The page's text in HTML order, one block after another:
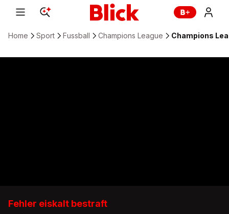
Home Sport Fussball Champions League Champions
Fehler eiskalt bestraft